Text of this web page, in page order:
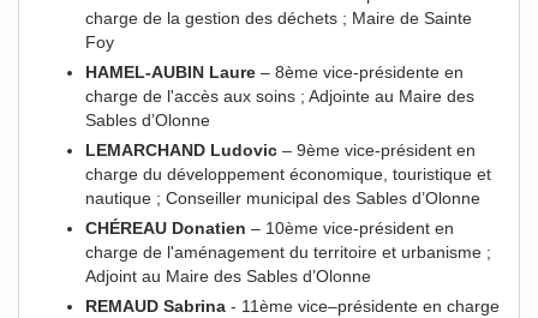
charge de la gestion des déchets ; Maire de Sainte
Foy
HAMEL-AUBIN Laure – 8ème vice-présidente en
charge de l'accès aux soins ; Adjointe au Maire des
Sables d’Olonne
LEMARCHAND Ludovic – 9ème vice-président en
charge du développement économique, touristique et
nautique ; Conseiller municipal des Sables d’Olonne
CHÉREAU Donatien – 10ème vice-président en
charge de l'aménagement du territoire et urbanisme ;
Adjoint au Maire des Sables d’Olonne
REMAUD Sabrina - 11ème vice–présidente en charge